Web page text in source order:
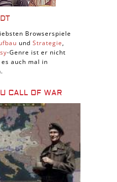
Browserspiele
und Strategie,
-Genre ist er nicht
auch mal in
CALL OF WAR